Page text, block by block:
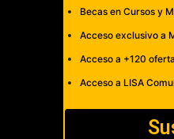
Becas en Cursos y
Acceso exclusivo a
Acceso a +120
Acceso a LISA